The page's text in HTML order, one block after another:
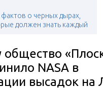
фактов о черных дырах,
должен знать каждый
общество
NASA в
высадок на